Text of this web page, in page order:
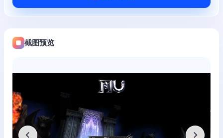
截图预览